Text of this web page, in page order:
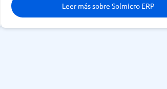
Leer más sobre Solmicro ERP